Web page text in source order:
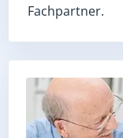
Fachpartner.
Exaktes